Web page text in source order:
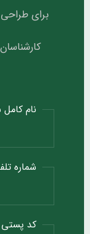
برای طراحی
نام
شماره
کد پستی